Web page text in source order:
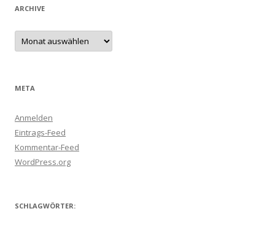
ARCHIVE
Archive
META
Anmelden
Eintrags-Feed
Kommentar-Feed
WordPress.org
SCHLAGWÖRTER: